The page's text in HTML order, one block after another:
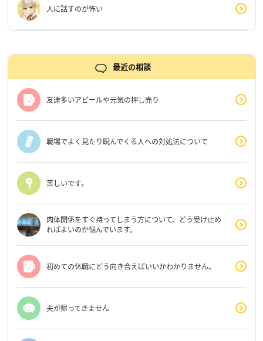
人に話すのが怖い
最近の相談
友達多いアピールや元気の押し売り
職場でよく見たり睨んでくる人への対処法について
苦しいです。
肉体関係をすぐ持ってしまう方について、どう受け止め
ればよいのか悩んでいます。
初めての休職にどう向き合えばいいかわかりません。
夫が帰ってきません